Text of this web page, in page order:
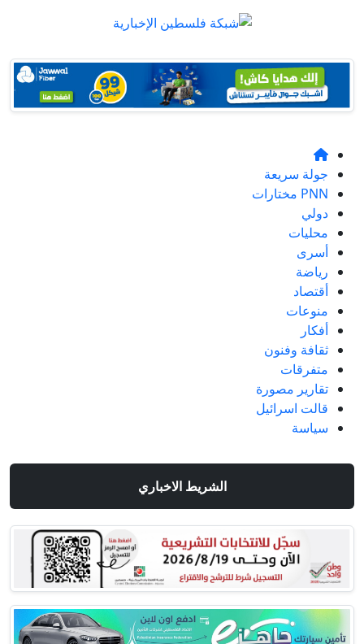
جولة سريعة
PNN مختارات
دولي
محليات
أسرى
رياضة
أقتصاد
منوعات
أفكار
ثقافة وفنون
متفرقات
تقارير مصورة
قالت اسرائيل
سياسة
الشريط الاخباري